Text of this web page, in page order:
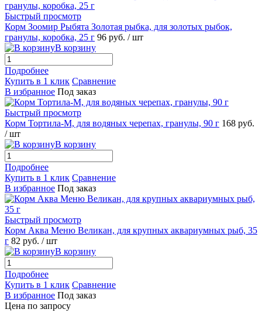
Быстрый просмотр
Корм Зоомир Рыбята Золотая рыбка, для золотых рыбок,
гранулы, коробка, 25 г 96 руб. / шт
В корзину
Подробнее
Купить в 1 клик Сравнение
В избранное Под заказ
Быстрый просмотр
Корм Тортила-М, для водяных черепах, гранулы, 90 г 168 руб.
/ шт
В корзину
Подробнее
Купить в 1 клик Сравнение
В избранное Под заказ
Быстрый просмотр
Корм Аква Меню Великан, для крупных аквариумных рыб, 35
г 82 руб. / шт
В корзину
Подробнее
Купить в 1 клик Сравнение
В избранное Под заказ
Цена по запросу